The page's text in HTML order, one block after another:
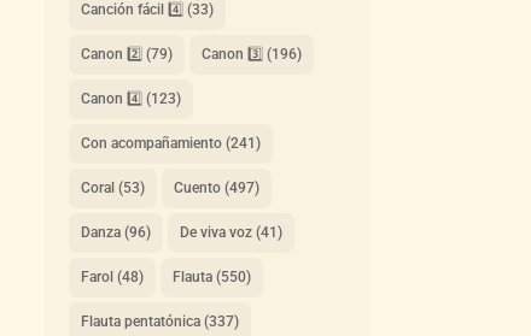
Canción fácil 4️⃣ (33)
Canon 2️⃣ (79) Canon 3️⃣ (196)
Canon 4️⃣ (123)
Con acompañamiento(241)
Coral (53) Cuento(497)
Danza(96) De viva voz(41)
Farol (48) Flauta(550)
Flauta pentatónica(337)